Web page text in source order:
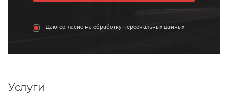
Даю согласие на обработку персональных данных
Услуги